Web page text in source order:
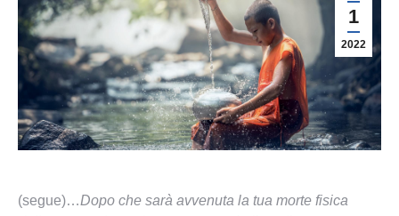
1
2022
(segue)…Dopo che sarà avvenuta la tua morte fisica